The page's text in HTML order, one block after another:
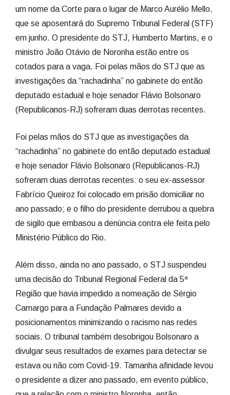
um nome da Corte para o lugar de Marco Aurélio Mello,
que se aposentará do Supremo Tribunal Federal (STF)
em junho. O presidente do STJ, Humberto Martins, e o
ministro João Otávio de Noronha estão entre os
cotados para a vaga. Foi pelas mãos do STJ que as
investigações da “rachadinha” no gabinete do então
deputado estadual e hoje senador Flávio Bolsonaro
(Republicanos-RJ) sofreram duas derrotas recentes.
Foi pelas mãos do STJ que as investigações da
“rachadinha” no gabinete do então deputado estadual
e hoje senador Flávio Bolsonaro (Republicanos-RJ)
sofreram duas derrotas recentes: o seu ex-assessor
Fabrício Queiroz foi colocado em prisão domiciliar no
ano passado; e o filho do presidente derrubou a quebra
de sigilo que embasou a denúncia contra ele feita pelo
Ministério Público do Rio.
Além disso, ainda no ano passado, o STJ suspendeu
uma decisão do Tribunal Regional Federal da 5ª
Região que havia impedido a nomeação de Sérgio
Camargo para a Fundação Palmares devido a
posicionamentos minimizando o racismo nas redes
sociais. O tribunal também desobrigou Bolsonaro a
divulgar seus resultados de exames para detectar se
estava ou não com Covid-19. Tamanha afinidade levou
o presidente a dizer ano passado, em evento público,